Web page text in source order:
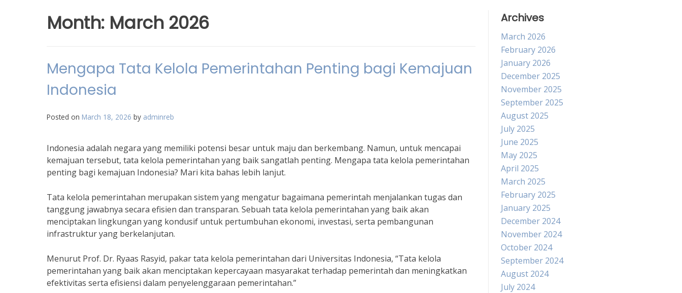
Month: March 2026
Mengapa Tata Kelola Pemerintahan Penting bagi Kemajuan
Indonesia
Posted on March 18, 2026 by adminreb
Indonesia adalah negara yang memiliki potensi besar untuk maju dan berkembang. Namun, untuk mencapai
kemajuan tersebut, tata kelola pemerintahan yang baik sangatlah penting. Mengapa tata kelola pemerintahan
penting bagi kemajuan Indonesia? Mari kita bahas lebih lanjut.
Tata kelola pemerintahan merupakan sistem yang mengatur bagaimana pemerintah menjalankan tugas dan
tanggung jawabnya secara efisien dan transparan. Sebuah tata kelola pemerintahan yang baik akan
menciptakan lingkungan yang kondusif untuk pertumbuhan ekonomi, investasi, serta pembangunan
infrastruktur yang berkelanjutan.
Menurut Prof. Dr. Ryaas Rasyid, pakar tata kelola pemerintahan dari Universitas Indonesia, “Tata kelola
pemerintahan yang baik akan menciptakan kepercayaan masyarakat terhadap pemerintah dan meningkatkan
efektivitas serta efisiensi dalam penyelenggaraan pemerintahan.”
Archives
March 2026
February 2026
January 2026
December 2025
November 2025
September 2025
August 2025
July 2025
June 2025
May 2025
April 2025
March 2025
February 2025
January 2025
December 2024
November 2024
October 2024
September 2024
August 2024
July 2024